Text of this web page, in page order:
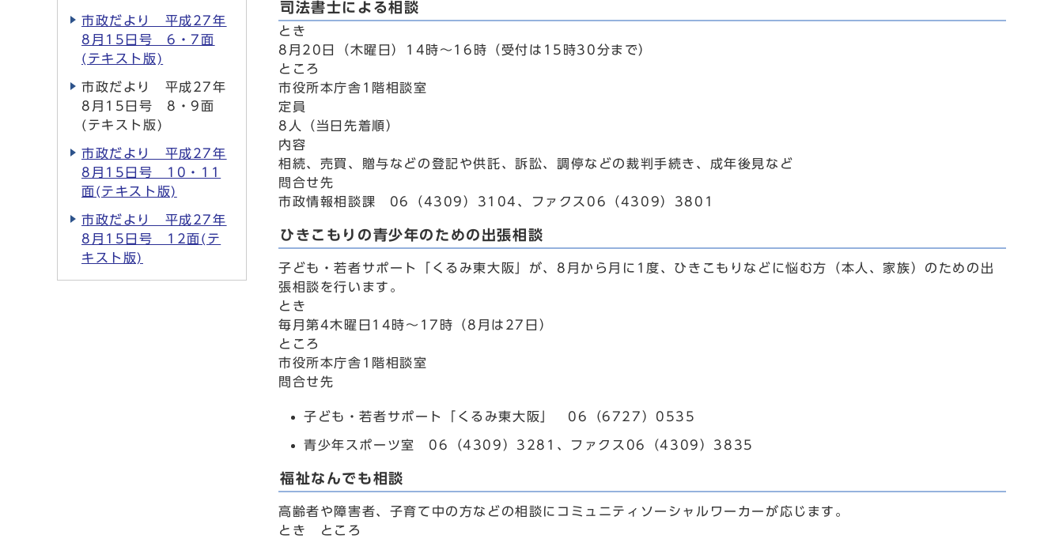
司法書士による相談
とき
8月20日（木曜日）14時～16時（受付は15時30分まで）
ところ
市役所本庁舎1階相談室
定員
8人（当日先着順）
内容
相続、売買、贈与などの登記や供託、訴訟、調停などの裁判手続き、成年後見など
問合せ先
市政情報相談課 06（4309）3104、ファクス06（4309）3801
ひきこもりの青少年のための出張相談
子ども・若者サポート「くるみ東大阪」が、8月から月に1度、ひきこもりなどに悩む方（本人、家族）のための出
張相談を行います。
とき
毎月第4木曜日14時～17時（8月は27日）
ところ
市役所本庁舎1階相談室
問合せ先
子ども・若者サポート「くるみ東大阪」 06（6727）0535
青少年スポーツ室 06（4309）3281、ファクス06（4309）3835
福祉なんでも相談
高齢者や障害者、子育て中の方などの相談にコミュニティソーシャルワーカーが応じます。
とき ところ
市政だより 平成27年
8月15日号 6・7面
(テキスト版)
市政だより 平成27年
8月15日号 8・9面
(テキスト版)
市政だより 平成27年
8月15日号 10・11
面(テキスト版)
市政だより 平成27年
8月15日号 12面(テ
キスト版)